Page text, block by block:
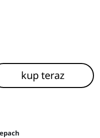
kup teraz